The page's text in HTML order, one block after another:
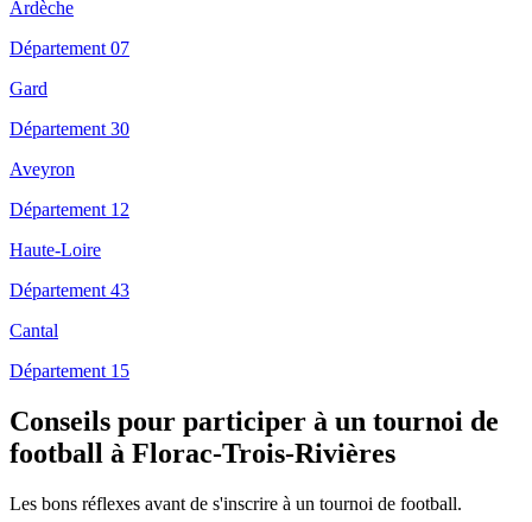
Ardèche
Département 07
Gard
Département 30
Aveyron
Département 12
Haute-Loire
Département 43
Cantal
Département 15
Conseils pour participer à un tournoi de
football à Florac-Trois-Rivières
Les bons réflexes avant de s'inscrire à un tournoi de football.